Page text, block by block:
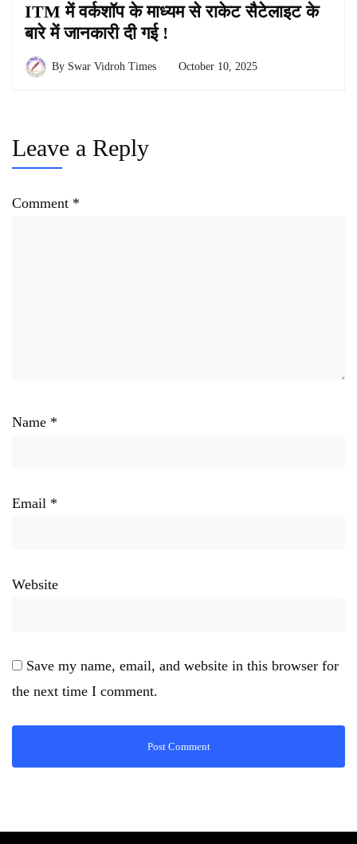
ITM में वर्कशॉप के माध्यम से राकेट सैटेलाइट के
बारे में जानकारी दी गई !
By Swar Vidroh Times October 10, 2025
Leave a Reply
Comment *
Name *
Email *
Website
Save my name, email, and website in this browser for
the next time I comment.